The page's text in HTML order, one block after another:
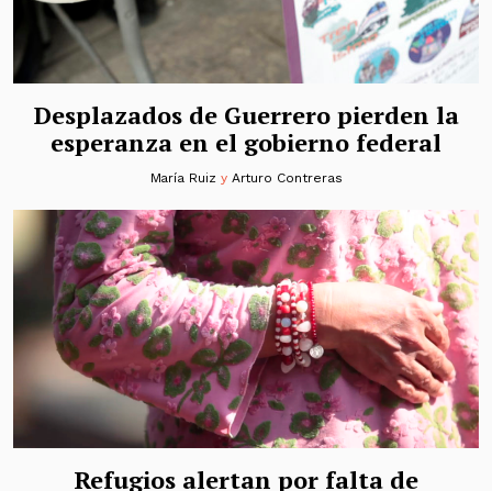
Desplazados de Guerrero pierden la
esperanza en el gobierno federal
María Ruiz y Arturo Contreras
Refugios alertan por falta de